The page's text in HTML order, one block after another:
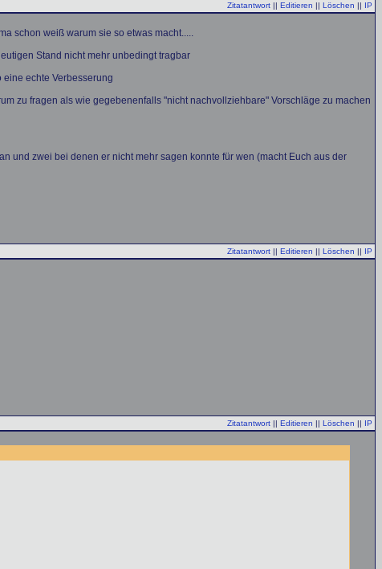
Zitatantwort || Editieren || Löschen || IP
schon weiß warum sie so etwas macht.....
Stand nicht mehr unbedingt tragbar
eine echte Verbesserung
zu fragen als wie gegebenenfalls "nicht nachvollziehbare" Vorschläge zu machen
und zwei bei denen er nicht mehr sagen konnte für wen (macht Euch aus der
Zitatantwort || Editieren || Löschen || IP
Zitatantwort || Editieren || Löschen || IP